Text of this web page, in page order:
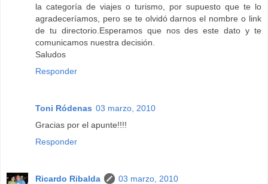
la categoría de viajes o turismo, por supuesto que te lo
agradeceríamos, pero se te olvidó darnos el nombre o link
de tu directorio.Esperamos que nos des este dato y te
comunicamos nuestra decisión.
Saludos
Responder
Toni Ródenas 03 marzo, 2010
Gracias por el apunte!!!!
Responder
Ricardo Ribalda
03 marzo, 2010